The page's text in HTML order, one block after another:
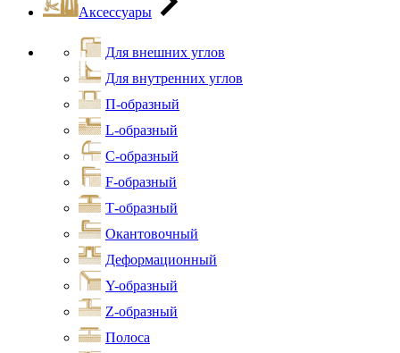
Аксессуары
Для внешних углов
Для внутренних углов
П-образный
L-образный
С-образный
F-образный
Т-образный
Окантовочный
Деформационный
Y-образный
Z-образный
Полоса